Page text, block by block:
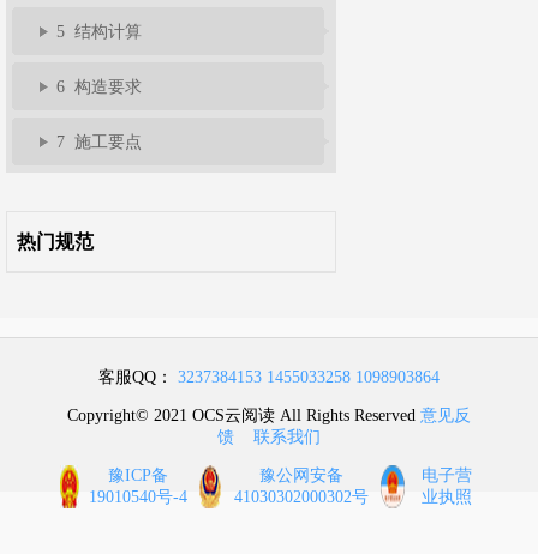
5 结构计算
6 构造要求
7 施工要点
热门规范
客服QQ： 3237384153 1455033258 1098903864
Copyright© 2021 OCS云阅读 All Rights Reserved 意见反
馈
联系我们
豫ICP备
19010540号-4
豫公网安备
41030302000302号
电子营
业执照